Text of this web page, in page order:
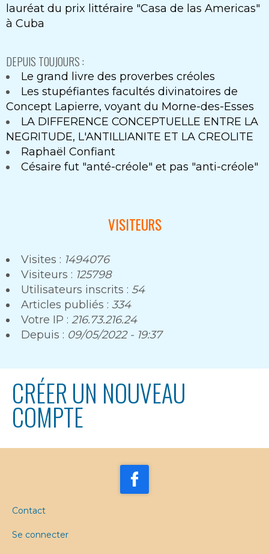
lauréat du prix littéraire "Casa de las Americas"
à Cuba
DEPUIS TOUJOURS :
Le grand livre des proverbes créoles
Les stupéfiantes facultés divinatoires de
Concept Lapierre, voyant du Morne-des-Esses
LA DIFFERENCE CONCEPTUELLE ENTRE LA
NEGRITUDE, L'ANTILLIANITE ET LA CREOLITE
Raphaël Confiant
Césaire fut "anté-créole" et pas "anti-créole"
VISITEURS
Visites : 1494076
Visiteurs : 125798
Utilisateurs inscrits : 54
Articles publiés : 334
Votre IP : 216.73.216.24
Depuis : 09/05/2022 - 19:37
CRÉER UN NOUVEAU
COMPTE
Contact
Se connecter